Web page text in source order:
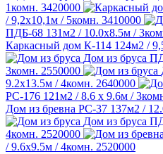
1комн. 3420000
/ 9,2х10,1м / 5комн. 3410000
ПДБ-68 131м2 / 10.0х8.5м /
Каркасный дом К-114 124м2 /
Дом из бруса
3комн. 2550000
9.2х13.5м / 4комн. 2640000
РС-176 121м2 / 8.6 х 9.6м /
Дом из бревна РС-37 137м2 /
Дом из бруса
4комн. 2520000
/ 9.6х9.5м / 4комн. 2520000